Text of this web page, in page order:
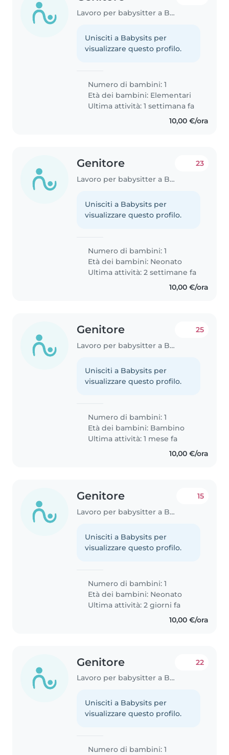
Lavoro per babysitter a Brescia
Unisciti a Babysits per
visualizzare questo profilo.
Numero di bambini: 1
Età dei bambini: Elementari
Ultima attività: 1 settimana fa
10,00 €/ora
Genitore
Lavoro per babysitter a Brescia
23
Unisciti a Babysits per
visualizzare questo profilo.
Numero di bambini: 1
Età dei bambini: Neonato
Ultima attività: 2 settimane fa
10,00 €/ora
Genitore
Lavoro per babysitter a Brescia
25
Unisciti a Babysits per
visualizzare questo profilo.
Numero di bambini: 1
Età dei bambini: Bambino
Ultima attività: 1 mese fa
10,00 €/ora
Genitore
Lavoro per babysitter a Brescia
15
Unisciti a Babysits per
visualizzare questo profilo.
Numero di bambini: 1
Età dei bambini: Neonato
Ultima attività: 2 giorni fa
10,00 €/ora
Genitore
Lavoro per babysitter a Brescia
22
Unisciti a Babysits per
visualizzare questo profilo.
Numero di bambini: 1